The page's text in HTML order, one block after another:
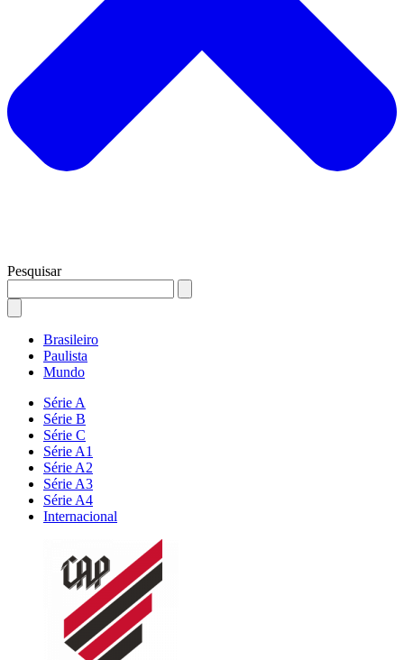
Pesquisar
Brasileiro
Paulista
Mundo
Série A
Série B
Série C
Série A1
Série A2
Série A3
Série A4
Internacional